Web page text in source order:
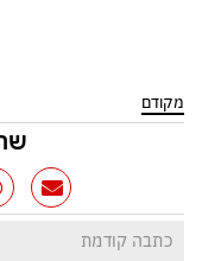
מקודם
כתבה קודמת